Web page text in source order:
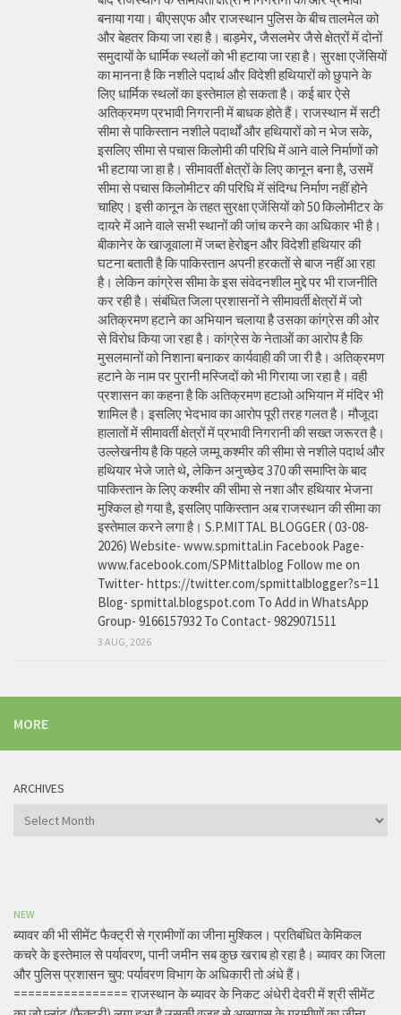
बनाया गया। बीएसएफ और राजस्थान पुलिस के बीच तालमेल को
और बेहतर किया जा रहा है। बाड़मेर, जैसलमेर जैसे क्षेत्रों में दोनों
समुदायों के धार्मिक स्थलों को भी हटाया जा रहा है। सुरक्षा एजेंसियों
का मानना है कि नशीले पदार्थ और विदेशी हथियारों को छुपाने के
लिए धार्मिक स्थलों का इस्तेमाल हो सकता है। कई बार ऐसे
अतिक्रमण प्रभावी निगरानी में बाधक होते हैं। राजस्थान में सटी
सीमा से पाकिस्तान नशीले पदार्थों और हथियारों को न भेज सके,
इसलिए सीमा से पचास किलोमी की परिधि में आने वाले निर्माणों को
भी हटाया जा हा है। सीमावर्ती क्षेत्रों के लिए कानून बना है, उसमें
सीमा से पचास किलोमीटर की परिधि में संदिग्ध निर्माण नहीं होने
चाहिए। इसी कानून के तहत सुरक्षा एजेंसियों को 50 किलोमीटर के
दायरे में आने वाले सभी स्थानों की जांच करने का अधिकार भी है।
बीकानेर के खाजूवाला में जब्त हेरोइन और विदेशी हथियार की
घटना बताती है कि पाकिस्तान अपनी हरकतों से बाज नहीं आ रहा
है। लेकिन कांग्रेस सीमा के इस संवेदनशील मुद्दे पर भी राजनीति
कर रही है। संबंधित जिला प्रशासनों ने सीमावर्ती क्षेत्रों में जो
अतिक्रमण हटाने का अभियान चलाया है उसका कांग्रेस की ओर
से विरोध किया जा रहा है। कांग्रेस के नेताओं का आरोप है कि
मुसलमानों को निशाना बनाकर कार्यवाही की जा री है। अतिक्रमण
हटाने के नाम पर पुरानी मस्जिदों को भी गिराया जा रहा है। वही
प्रशासन का कहना है कि अतिक्रमण हटाओ अभियान में मंदिर भी
शामिल है। इसलिए भेदभाव का आरोप पूरी तरह गलत है। मौजूदा
हालातों में सीमावर्ती क्षेत्रों में प्रभावी निगरानी की सख्त जरूरत है।
उल्लेखनीय है कि पहले जम्मू कश्मीर की सीमा से नशीले पदार्थ और
हथियार भेजे जाते थे, लेकिन अनुच्छेद 370 की समाप्ति के बाद
पाकिस्तान के लिए कश्मीर की सीमा से नशा और हथियार भेजना
मुश्किल हो गया है, इसलिए पाकिस्तान अब राजस्थान की सीमा का
इस्तेमाल करने लगा है। S.P.MITTAL BLOGGER ( 03-08-
2026) Website- www.spmittal.in Facebook Page-
www.facebook.com/SPMittalblog Follow me on
Twitter- https://twitter.com/spmittalblogger?s=11
Blog- spmittal.blogspot.com To Add in WhatsApp
Group- 9166157932 To Contact- 9829071511
3 AUG, 2026
MORE
ARCHIVES
Archives
NEW
ब्यावर की भी सीमेंट फैक्ट्री से ग्रामीणों का जीना मुश्किल। प्रतिबंधित केमिकल
कचरे के इस्तेमाल से पर्यावरण, पानी जमीन सब कुछ खराब हो रहा है। ब्यावर का जिला
और पुलिस प्रशासन चुप: पर्यावरण विभाग के अधिकारी तो अंधे हैं।
================ राजस्थान के ब्यावर के निकट अंधेरी देवरी में श्री सीमेंट